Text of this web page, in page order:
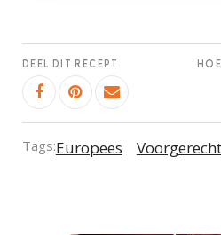
DEEL DIT RECEPT
Tags:Europees Voorgerecht